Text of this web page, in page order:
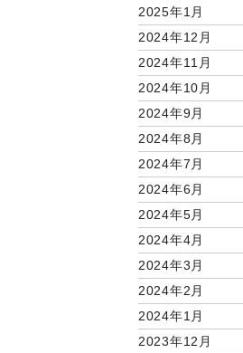
2025年1月
2024年12月
2024年11月
2024年10月
2024年9月
2024年8月
2024年7月
2024年6月
2024年5月
2024年4月
2024年3月
2024年2月
2024年1月
2023年12月